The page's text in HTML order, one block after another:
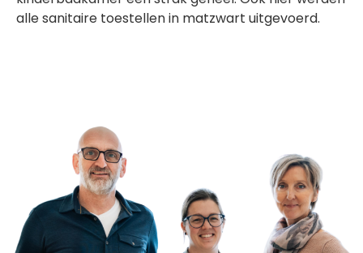
alle sanitaire toestellen in matzwart uitgevoerd.